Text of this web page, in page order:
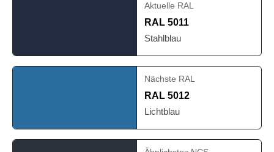
Aktuelle RAL
RAL 5011
Stahlblau
Nächste RAL
RAL 5012
Lichtblau